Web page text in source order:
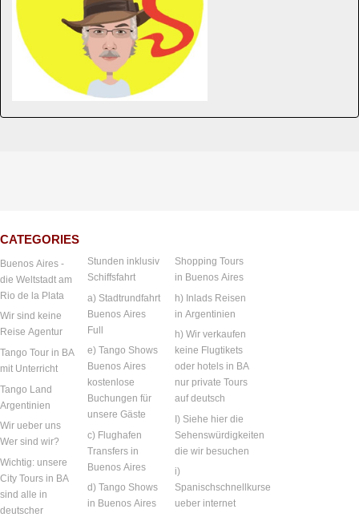
CATEGORIES
Buenos Aires -
die Weltstadt am
Rio de la Plata
Wir sind keine
Reise Agentur
Tango Tour in BA
mit Unterricht
Tango Land
Argentinien
Wir ueber uns
Wer sind wir?
Wichtig: unsere
City Tours in BA
sind alle in
deutscher
Stunden inklusiv
Schiffsfahrt
a) Stadtrundfahrt
Buenos Aires
Full
e) Tango Shows
Buenos Aires
kostenlose
Buchungen für
unsere Gäste
c) Flughafen
Transfers in
Buenos Aires
d) Tango Shows
in Buenos Aires
Shopping Tours
in Buenos Aires
h) Inlads Reisen
in Argentinien
h) Wir verkaufen
keine Flugtikets
oder hotels in BA
nur private Tours
auf deutsch
I) Siehe hier die
Sehenswürdigkeiten
die wir besuchen
i)
Spanischschnellkurse
ueber internet